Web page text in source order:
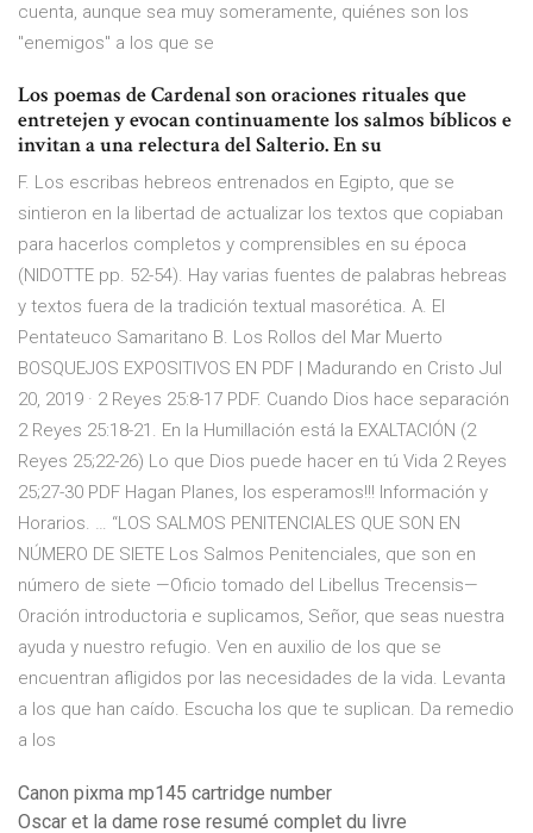
cuenta, aunque sea muy someramente, quiénes son los
"enemigos" a los que se
Los poemas de Cardenal son oraciones rituales que
entretejen y evocan continuamente los salmos bíblicos e
invitan a una relectura del Salterio. En su
F. Los escribas hebreos entrenados en Egipto, que se
sintieron en la libertad de actualizar los textos que copiaban
para hacerlos completos y comprensibles en su época
(NIDOTTE pp. 52-54). Hay varias fuentes de palabras hebreas
y textos fuera de la tradición textual masorética. A. El
Pentateuco Samaritano B. Los Rollos del Mar Muerto
BOSQUEJOS EXPOSITIVOS EN PDF | Madurando en Cristo Jul
20, 2019 · 2 Reyes 25:8-17 PDF. Cuando Dios hace separación
2 Reyes 25:18-21. En la Humillación está la EXALTACIÓN (2
Reyes 25;22-26) Lo que Dios puede hacer en tú Vida 2 Reyes
25;27-30 PDF Hagan Planes, los esperamos!!! Información y
Horarios. … “LOS SALMOS PENITENCIALES QUE SON EN
NÚMERO DE SIETE Los Salmos Penitenciales, que son en
número de siete —Oficio tomado del Libellus Trecensis—
Oración introductoria e suplicamos, Señor, que seas nuestra
ayuda y nuestro refugio. Ven en auxilio de los que se
encuentran afligidos por las necesidades de la vida. Levanta
a los que han caído. Escucha los que te suplican. Da remedio
a los
Canon pixma mp145 cartridge number
Oscar et la dame rose resumé complet du livre